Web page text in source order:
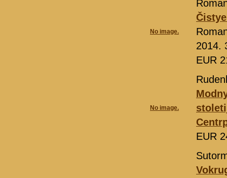
No image.
2014.
EUR
No image.
EUR